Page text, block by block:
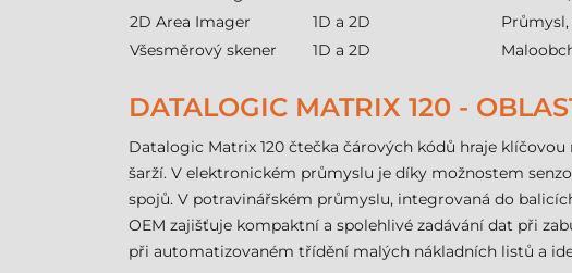
2D Area Imager
1D a 2D
Všesměrový skener
1D a 2D
DATALOGIC MATRIX 120 -
Datalogic Matrix 120 čtečka čárových kódů hraje
šarží. V elektronickém průmyslu je díky možnostem
spojů. V potravinářském průmyslu, integrovaná do
OEM zajišťuje kompaktní a spolehlivé zadávání dat při
při automatizovaném třídění malých nákladních listů a